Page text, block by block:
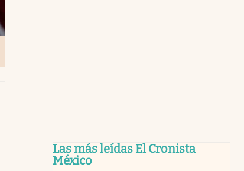
Las más leídas El Cronista
México